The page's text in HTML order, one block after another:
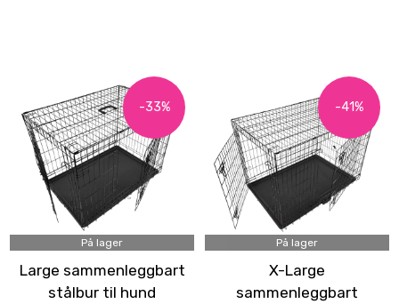
-33%
På lager
Large sammenleggbart
stålbur til hund
-41%
På lager
X-Large
sammenleggbart